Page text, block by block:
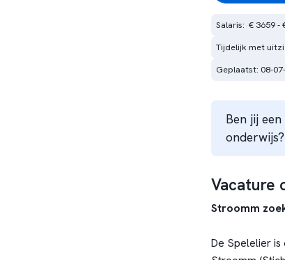
Salaris:  € 3659 -
Tijdelijk met
Geplaatst: 08-
Ben jij
Vacature
Stroomm
De Spelelier is